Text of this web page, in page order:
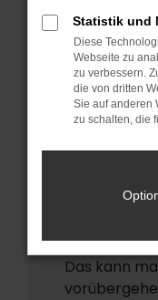
Überprüfe
Laden
deine
Prüfe
Manche
bestimmter
Funktioniert
Browser
Starte dein
Das kann
Statistik und
Diese
Webseite zu
zu verbessern.
die von dritten
Sie auf anderen
zu schalten, die